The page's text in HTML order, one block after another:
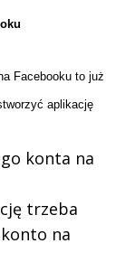
Facebooku to już
aplikację
konta na
trzeba
na